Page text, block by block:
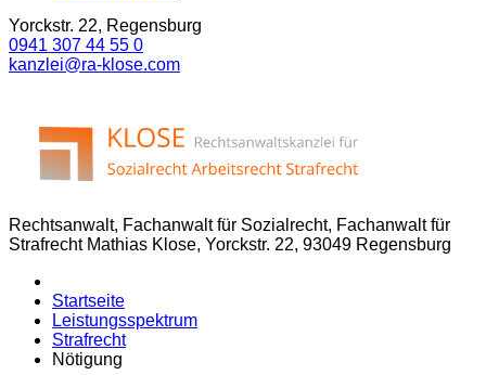
Yorckstr. 22, Regensburg
0941 307 44 55 0
kanzlei@ra-klose.com
Rechtsanwalt, Fachanwalt für Sozialrecht, Fachanwalt für
Strafrecht Mathias Klose, Yorckstr. 22, 93049 Regensburg
Startseite
Leistungsspektrum
Strafrecht
Nötigung